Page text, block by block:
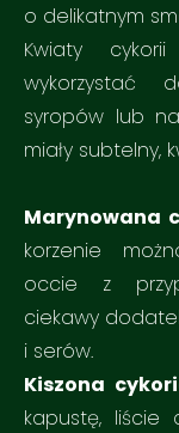
o delikatnym
Kwiaty
wykorzystać
syropów lub
miały subtelny,
Marynowana
korzenie
occie z
ciekawy
i serów.
Kiszona
kapustę, liście